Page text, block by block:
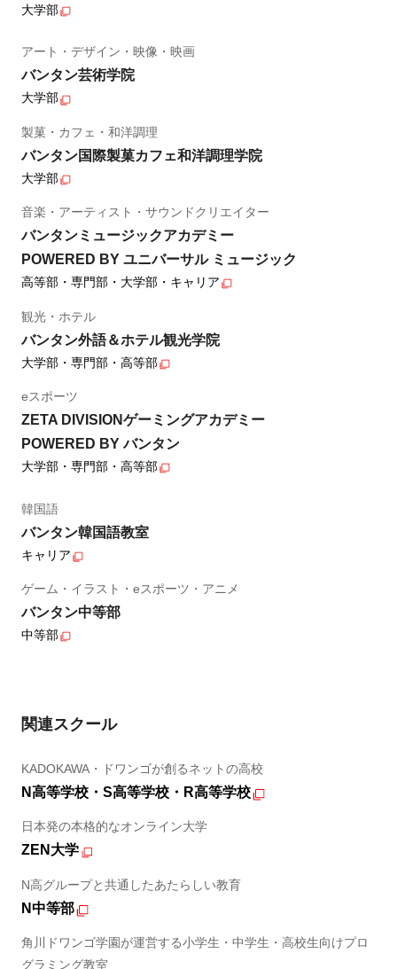
大学部
アート・デザイン・映像・映画
バンタン芸術学院
大学部
製菓・カフェ・和洋調理
バンタン国際製菓カフェ和洋調理学院
大学部
音楽・アーティスト・サウンドクリエイター
バンタンミュージックアカデミー
POWERED BY ユニバーサル ミュージック
高等部・専門部・大学部・キャリア
観光・ホテル
バンタン外語＆ホテル観光学院
大学部・専門部・高等部
eスポーツ
ZETA DIVISIONゲーミングアカデミー
POWERED BY バンタン
大学部・専門部・高等部
韓国語
バンタン韓国語教室
キャリア
ゲーム・イラスト・eスポーツ・アニメ
バンタン中等部
中等部
関連スクール
KADOKAWA・ドワンゴが創るネットの高校
N高等学校・S高等学校・R高等学校
日本発の本格的なオンライン大学
ZEN大学
N高グループと共通したあたらしい教育
N中等部
角川ドワンゴ学園が運営する小学生・中学生・高校生向けプロ
グラミング教室